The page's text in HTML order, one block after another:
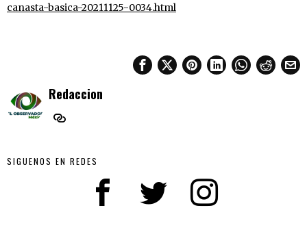
canasta-basica-20211125-0034.html
Redaccion
SIGUENOS EN REDES